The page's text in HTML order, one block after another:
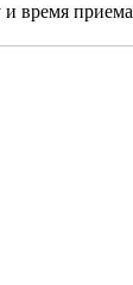
и время приема